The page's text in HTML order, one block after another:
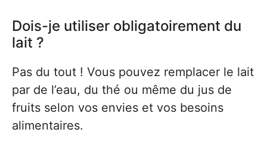
Dois-je utiliser obligatoirement du
lait ?
Pas du tout ! Vous pouvez remplacer le lait
par de l’eau, du thé ou même du jus de
fruits selon vos envies et vos besoins
alimentaires.